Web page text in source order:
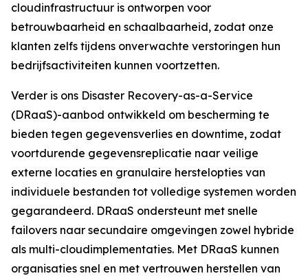
cloudinfrastructuur is ontworpen voor
betrouwbaarheid en schaalbaarheid, zodat onze
klanten zelfs tijdens onverwachte verstoringen hun
bedrijfsactiviteiten kunnen voortzetten.
Verder is ons Disaster Recovery-as-a-Service
(DRaaS)-aanbod ontwikkeld om bescherming te
bieden tegen gegevensverlies en downtime, zodat
voortdurende gegevensreplicatie naar veilige
externe locaties en granulaire herstelopties van
individuele bestanden tot volledige systemen worden
gegarandeerd. DRaaS ondersteunt met snelle
failovers naar secundaire omgevingen zowel hybride
als multi-cloudimplementaties. Met DRaaS kunnen
organisaties snel en met vertrouwen herstellen van